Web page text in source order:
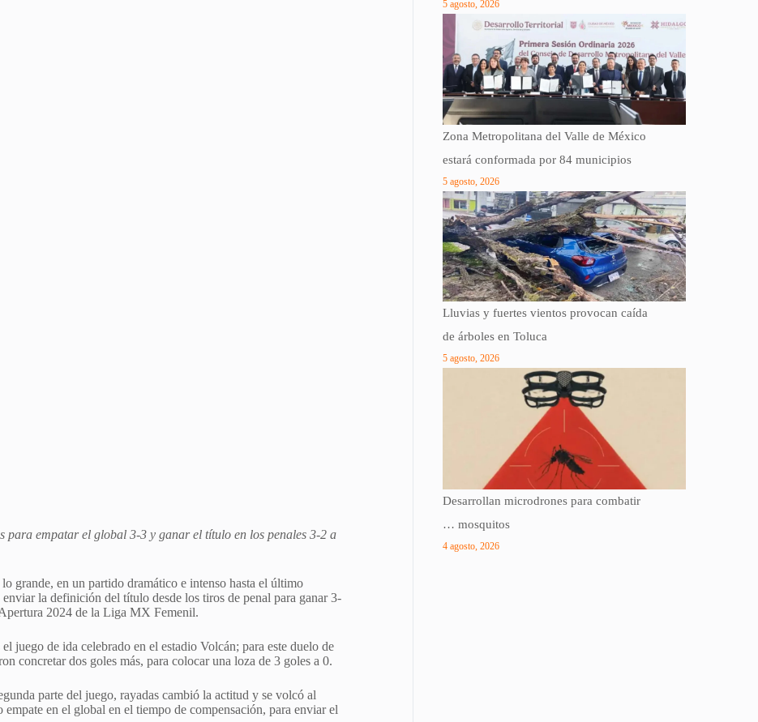
empatar el global 3-3 y ganar el título en los penales 3-2 a
grande, en un partido dramático e intenso hasta el último
la definición del título desde los tiros de penal para ganar 3-
2024 de la Liga MX Femenil.
juego de ida celebrado en el estadio Volcán; para este duelo de
concretar dos goles más, para colocar una loza de 3 goles a 0.
parte del juego, rayadas cambió la actitud y se volcó al
en el global en el tiempo de compensación, para enviar el
5 agosto, 2026
Zona Metropolitana del Valle de México
estará conformada por 84 municipios
5 agosto, 2026
Lluvias y fuertes vientos provocan caída
de árboles en Toluca
5 agosto, 2026
Desarrollan microdrones para combatir
… mosquitos
4 agosto, 2026